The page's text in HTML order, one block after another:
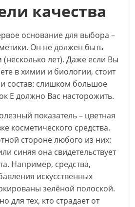
качества
основание для выбора –
Он не должен быть
лет). Даже если Вы
в химии и биологии, стоит
состав: слишком большое
Е должно Вас насторожить.
показатель – цветная
косметического средства.
стороне любого из них:
синяя она свидетельствует
Например, средства,
искусственных
зелёной полоской.
для тех, кто страдает от